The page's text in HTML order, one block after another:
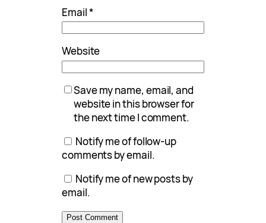
Email*
Website
Save my name, email, and
website in this browser for
the next time I comment.
Notify me of follow-up
comments by email.
Notify me of new posts by
email.